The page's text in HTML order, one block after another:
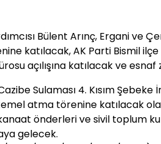
Bülent Arınç, Ergani ve
katılacak, AK Parti Bismil ilçe
açılışına katılacak ve
Sulaması 4. Kısım Şebeke
atma törenine katılacak
önderleri ve sivil toplum
gelecek.